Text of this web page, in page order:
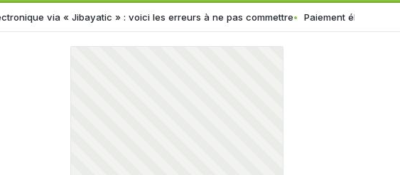
« Jibayatic » : voici les erreurs à ne pas commettre Paiement électronique en